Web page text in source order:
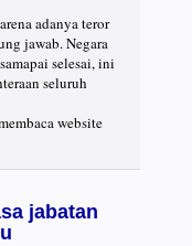
adanya teror
jawab. Negara
selesai, ini
seluruh
website
jabatan